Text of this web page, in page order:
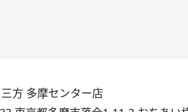
方 多摩センター店